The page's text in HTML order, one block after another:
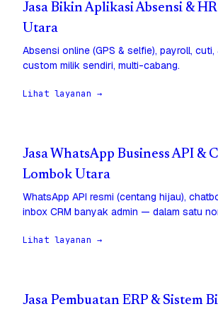
Jasa Bikin Aplikasi Absensi &
Utara
Absensi online (GPS & selfie), payroll,
custom milik sendiri, multi-cabang.
Lihat layanan →
Jasa WhatsApp Business API &
Lombok Utara
WhatsApp API resmi (centang hijau),
inbox CRM banyak admin — dalam satu
Lihat layanan →
Jasa Pembuatan ERP & Sistem